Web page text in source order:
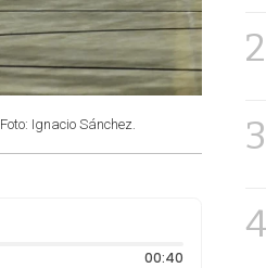
Foto: Ignacio Sánchez.
00:40Duración:
2
3
4